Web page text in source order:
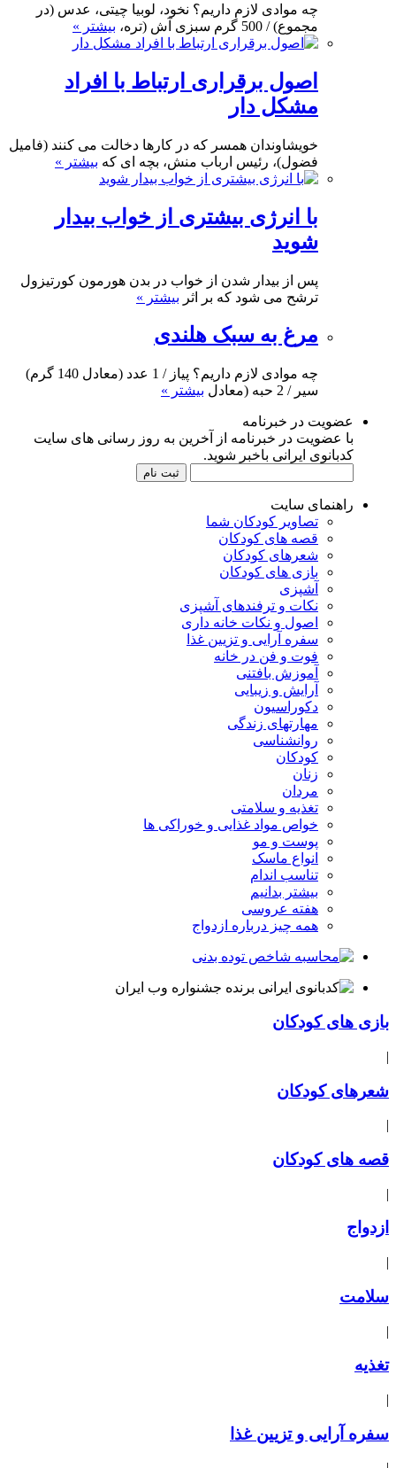
چه موادی لازم داریم؟ نخود، لوبیا چیتی، عدس (در
مجموع) / 500 گرم سبزی آش (تره،
بیشتر »
اصول برقراری ارتباط با افراد
مشکل دار
خویشاوندان همسر که در کارها دخالت می کنند (فامیل
فضول)، رئیس ارباب منش، بچه ای که بیشتر »
با انرژی بیشتری از خواب بیدار
شوید
پس از بیدار شدن از خواب در بدن هورمون کورتیزول
ترشح می شود که بر اثر بیشتر »
مرغ به سبک هلندی
چه موادی لازم داریم؟ پیاز / 1 عدد (معادل 140 گرم)
سیر / 2 حبه (معادل
بیشتر »
عضویت در خبرنامه
با عضویت در خبرنامه از آخرین به روز رسانی های سایت
کدبانوی ایرانی باخبر شوید.
راهنمای سایت
تصاویر کودکان شما
قصه های کودکان
شعرهای کودکان
بازی های کودکان
آشپزی
نکات و ترفندهای آشپزی
اصول و نکات خانه داری
سفره آرایی و تزیین غذا
فوت و فن در خانه
آموزش بافتنی
آرایش و زیبایی
دکوراسیون
مهارتهای زندگی
روانشناسی
کودکان
زنان
مردان
تغذیه و سلامتی
خواص مواد غذایی و خوراکی ها
پوست و مو
انواع ماسک
تناسب اندام
بیشتر بدانیم
هفته عروسی
همه چیز درباره ازدواج
بازی های کودکان
|
شعرهای کودکان
|
قصه های کودکان
|
ازدواج
|
سلامت
|
تغذیه
|
سفره آرایی و تزیین غذا